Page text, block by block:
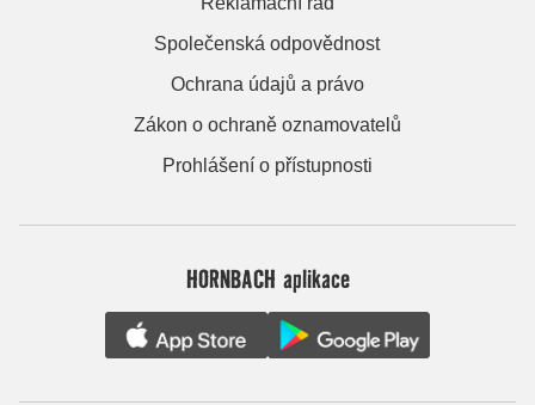
Společenská odpovědnost
Ochrana údajů a právo
Zákon o ochraně oznamovatelů
Prohlášení o přístupnosti
HORNBACH aplikace